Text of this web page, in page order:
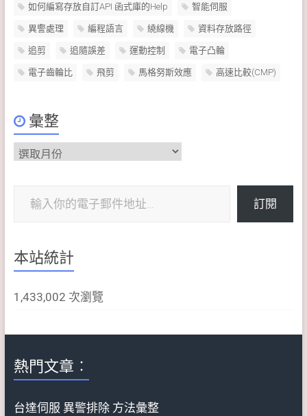
如何編寫存放自訂API 函式庫的Help 智能伺服
異警處理 編程語言 繞線機 資料存放路徑
追剪 追隨誤差 運動控制 電子凸輪
電子齒輪比 飛剪 馬格努斯效應 高速比較(CMP)
彙整
彙
整
訂閱
本站統計
1,433,002 次瀏覽
熱門文章︰
台達伺服 異警排除 方法彙整